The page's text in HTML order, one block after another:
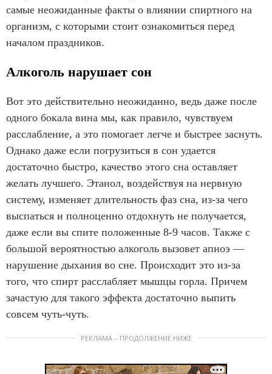
самые неожиданные факты о влиянии спиртного на
организм, с которыми стоит ознакомиться перед
началом праздников.
Алкоголь нарушает сон
Вот это действительно неожиданно, ведь даже после
одного бокала вина мы, как правило, чувствуем
расслабление, а это помогает легче и быстрее заснуть.
Однако даже если погрузиться в сон удается
достаточно быстро, качество этого сна оставляет
желать лучшего. Этанол, воздействуя на нервную
систему, изменяет длительность фаз сна, из-за чего
выспаться и полноценно отдохнуть не получается,
даже если вы спите положенные 8-9 часов. Также с
большой вероятностью алкоголь вызовет апноэ —
нарушение дыхания во сне. Происходит это из-за
того, что спирт расслабляет мышцы горла. Причем
зачастую для такого эффекта достаточно выпить
совсем чуть-чуть.
РЕКЛАМА – ПРОДОЛЖЕНИЕ НИЖЕ